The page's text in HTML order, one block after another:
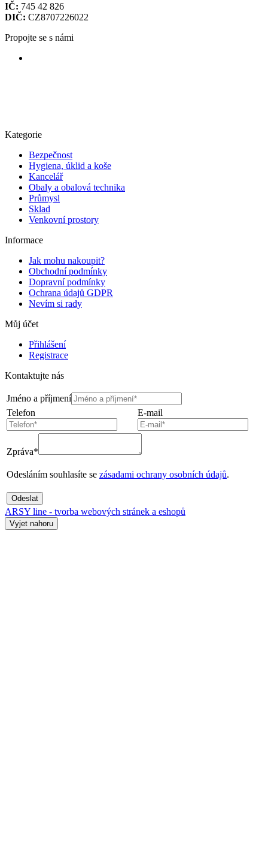
IČ: 745 42 826
DIČ: CZ8707226022
Propojte se s námi
Kategorie
Bezpečnost
Hygiena, úklid a koše
Kancelář
Obaly a obalová technika
Průmysl
Sklad
Venkovní prostory
Informace
Jak mohu nakoupit?
Obchodní podmínky
Dopravní podmínky
Ochrana údajů GDPR
Nevím si rady
Můj účet
Přihlášení
Registrace
Kontaktujte nás
Jméno a příjmení
Telefon
E-mail
Zpráva*
Odesláním souhlasíte se zásadami ochrany osobních údajů.
Odeslat
ARSY line - tvorba webových stránek a eshopů
Vyjet nahoru